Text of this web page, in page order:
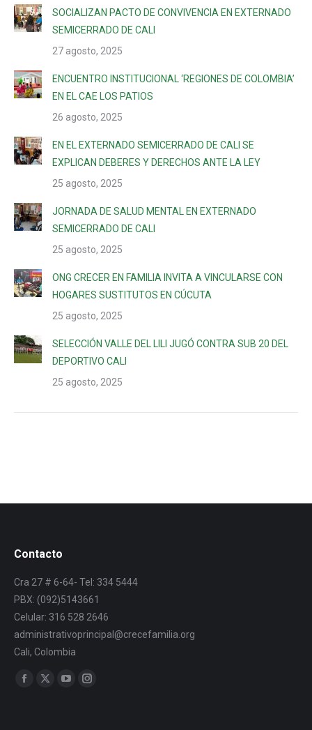
SOCIALIZAN PACTO DE CONVIVENCIA EN EXTERNADO
SEMICERRADO DE CALI
27 agosto, 2025
ENCUENTRO INSTITUCIONAL ‘REGIONES DE COLOMBIA’
EN EL CAE LOS PATIOS
26 agosto, 2025
EN EL EXTERNADO SEMICERRADO DE CALI SE
EXPLICAN DEBERES Y DERECHOS ANTE LA LEY
25 agosto, 2025
JORNADA DE SALUD MENTAL EN EXTERNADO
SEMICERRADO DE CALI
25 agosto, 2025
ONG CRECER EN FAMILIA INVITA A VINCULARSE CON
HOGARES SUSTITUTOS EN CÚCUTA
25 agosto, 2025
SELECCIÓN VALLE DEL LILI JUGÓ CONTRA SUB 20 DEL
DEPORTIVO CALI
25 agosto, 2025
Contacto
Cra 27 # 6-64- Tel: 334 5444
PBX: (092)5143661
Celular: 316 528 2646
administrativoprincipal@crecefamilia.org
Cali, Colombia
Find us on: